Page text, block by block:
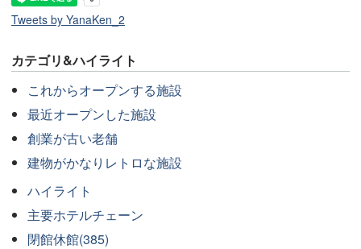
Tweets by YanaKen_2
カテゴリ&ハイライト
これからオープンする施設
最近オープンした施設
創業が古い老舗
建物がかなりレトロな施設
ハイライト
主要ホテルチェーン
閉館休館(385)